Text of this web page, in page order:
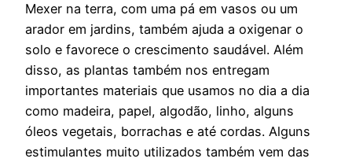
Mexer na terra, com uma pá em vasos ou um
arador em jardins, também ajuda a oxigenar o
solo e favorece o crescimento saudável. Além
disso, as plantas também nos entregam
importantes materiais que usamos no dia a dia
como madeira, papel, algodão, linho, alguns
óleos vegetais, borrachas e até cordas. Alguns
estimulantes muito utilizados também vem das